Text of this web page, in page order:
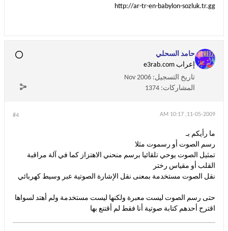
http://ar-tr-en-babylon-sozluk.tr.gg
حامد السحلي
إعراب e3rab.com
تاريخ التسجيل: Nov 2006
المشاركات: 1374
#4 11-05-2009, 10:17 AM
ما رأيكم بـ
رسم الصوت أو رسموت مثلا
تمثيل الصوت يوحي تلقائيا برسم منحني الاهتزاز كما في آلة مراقبة
القلب أو مقياس رختر
نقل الصوت مستخدمة بمعنى نقل الإشارة الصوتية عبر وسيط كهربائي
حتى رسم الصوت ليست معبرة ولكنها ليست مستخدمة ولم أهتد لسواها
اقترح أحدهم كتابة صوتية أنا فقط لم أقتنع بها